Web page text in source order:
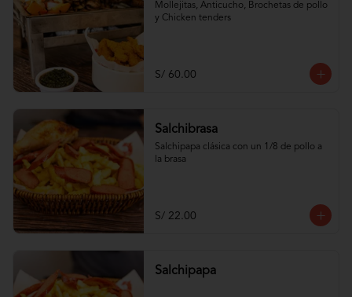
Mollejitas, Anticucho, Brochetas de pollo
y Chicken tenders
S/ 60.00
Salchibrasa
Salchipapa clásica con un 1/8 de pollo a
la brasa
S/ 22.00
Salchipapa